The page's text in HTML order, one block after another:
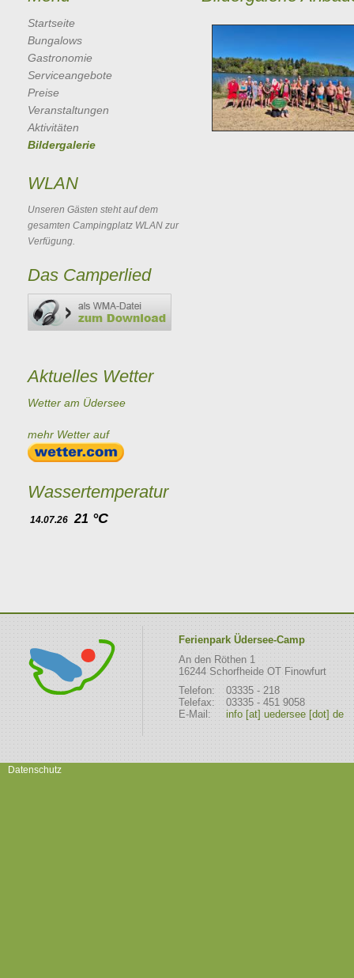
Startseite
Bungalows
Gastronomie
Serviceangebote
Preise
Veranstaltungen
Aktivitäten
Bildergalerie
WLAN
Unseren Gästen steht auf dem
gesamten Campingplatz WLAN zur
Verfügung.
Das Camperlied
Aktuelles Wetter
Wetter am Üdersee
mehr Wetter auf
Wassertemperatur
14.07.26 21 °C
Ferienpark Üdersee-Camp
An den Röthen 1
16244 Schorfheide OT Finowfurt
Telefon:
03335 - 218
Telefax:
03335 - 451 9058
E-Mail:
info [at] uedersee [dot] de
Datenschutz